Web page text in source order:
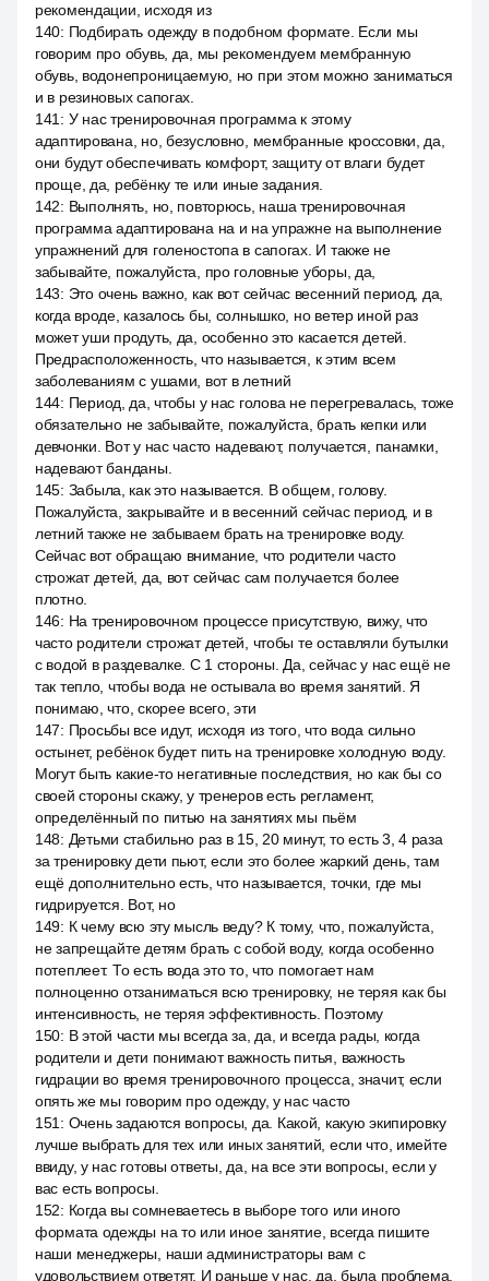
рекомендации, исходя из
140: Подбирать одежду в подобном формате. Если мы
говорим про обувь, да, мы рекомендуем мембранную
обувь, водонепроницаемую, но при этом можно заниматься
и в резиновых сапогах.
141 : У нас тренировочная программа к этому
адаптирована, но, безусловно, мембранные кроссовки, да,
они будут обеспечивать комфорт, защиту от влаги будет
проще, да, ребёнку те или иные задания.
142: Выполнять, но, повторюсь, наша тренировочная
программа адаптирована на и на упражне на выполнение
упражнений для голеностопа в сапогах. И также не
забывайте, пожалуйста, про головные уборы, да,
143: Это очень важно, как вот сейчас весенний период, да,
когда вроде, казалось бы, солнышко, но ветер иной раз
может уши продуть, да, особенно это касается детей.
Предрасположенность, что называется, к этим всем
заболеваниям с ушами, вот в летний
144: Период, да, чтобы у нас голова не перегревалась, тоже
обязательно не забывайте, пожалуйста, брать кепки или
девчонки. Вот у нас часто надевают, получается, панамки,
надевают банданы.
145: Забыла, как это называется. В общем, голову.
Пожалуйста, закрывайте и в весенний сейчас период, и в
летний также не забываем брать на тренировке воду.
Сейчас вот обращаю внимание, что родители часто
строжат детей, да, вот сейчас сам получается более
плотно.
146: На тренировочном процессе присутствую, вижу, что
часто родители строжат детей, чтобы те оставляли бутылки
с водой в раздевалке. С 1 стороны. Да, сейчас у нас ещё не
так тепло, чтобы вода не остывала во время занятий. Я
понимаю, что, скорее всего, эти
147: Просьбы все идут, исходя из того, что вода сильно
остынет, ребёнок будет пить на тренировке холодную воду.
Могут быть какие-то негативные последствия, но как бы со
своей стороны скажу, у тренеров есть регламент,
определённый по питью на занятиях мы пьём
148: Детьми стабильно раз в 15, 20 минут, то есть 3, 4 раза
за тренировку дети пьют, если это более жаркий день, там
ещё дополнительно есть, что называется, точки, где мы
гидрируется. Вот, но
149: К чему всю эту мысль веду? К тому, что, пожалуйста,
не запрещайте детям брать с собой воду, когда особенно
потеплеет. То есть вода это то, что помогает нам
полноценно отзаниматься всю тренировку, не теряя как бы
интенсивность, не теряя эффективность. Поэтому
150: В этой части мы всегда за, да, и всегда рады, когда
родители и дети понимают важность питья, важность
гидрации во время тренировочного процесса, значит, если
опять же мы говорим про одежду, у нас часто
151 : Очень задаются вопросы, да. Какой, какую экипировку
лучше выбрать для тех или иных занятий, если что, имейте
ввиду, у нас готовы ответы, да, на все эти вопросы, если у
вас есть вопросы.
152: Когда вы сомневаетесь в выборе того или иного
формата одежды на то или иное занятие, всегда пишите
наши менеджеры, наши администраторы вам с
удовольствием ответят. И раньше у нас, да, была проблема,